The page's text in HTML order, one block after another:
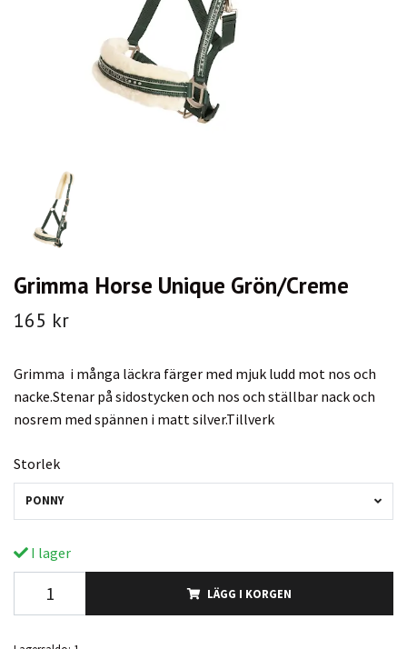
Grimma Horse Unique Grön/Creme
165 kr
Grimma i många läckra färger med mjuk ludd mot nos och
nacke.Stenar på sidostycken och nos och ställbar nack och
nosrem med spännen i matt silver.Tillverk
Storlek
PONNY
I lager
LÄGG I KORGEN